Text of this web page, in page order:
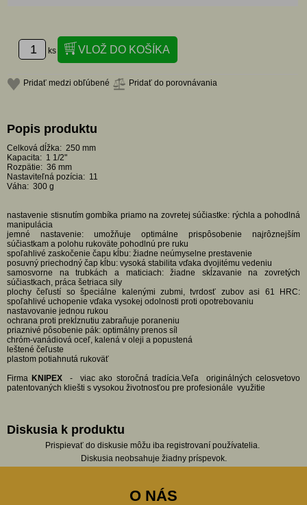
ks
Pridať medzi obľúbené Pridať do porovnávania
Popis produktu
Celková dĺžka: 250 mm
Kapacita: 1 1/2"
Rozpätie: 36 mm
Nastaviteľná pozícia: 11
Váha: 300 g
nastavenie stisnutím gombíka priamo na zovretej súčiastke: rýchla a pohodlná
manipulácia
jemné nastavenie: umožňuje optimálne prispôsobenie najrôznejším
súčiastkam a polohu rukoväte pohodlnú pre ruku
spoľahlivé zaskočenie čapu kĺbu: žiadne neúmyselne prestavenie
posuvný priechodný čap kĺbu: vysoká stabilita vďaka dvojitému vedeniu
samosvorne na trubkách a maticiach: žiadne skĺzavanie na zovretých
súčiastkach, práca šetriaca sily
plochy čeľustí so špeciálne kalenými zubmi, tvrdosť zubov asi 61 HRC:
spoľahlivé uchopenie vďaka vysokej odolnosti proti opotrebovaniu
nastavovanie jednou rukou
ochrana proti prekĺznutiu zabraňuje poraneniu
priaznivé pôsobenie pák: optimálny prenos síl
chróm-vanádiová oceľ, kalená v oleji a popustená
leštené čeľuste
plastom potiahnutá rukoväť
Firma KNIPEX - viac ako storočná tradícia.Veľa originálných celosvetovo
patentovaných kliešti s vysokou životnosťou pre profesionále využitie
Diskusia k produktu
Prispievať do diskusie môžu iba registrovaní používatelia.
Diskusia neobsahuje žiadny príspevok.
O NÁS